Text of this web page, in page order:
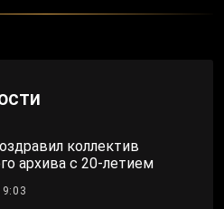
коллектив
архива с 20-летием